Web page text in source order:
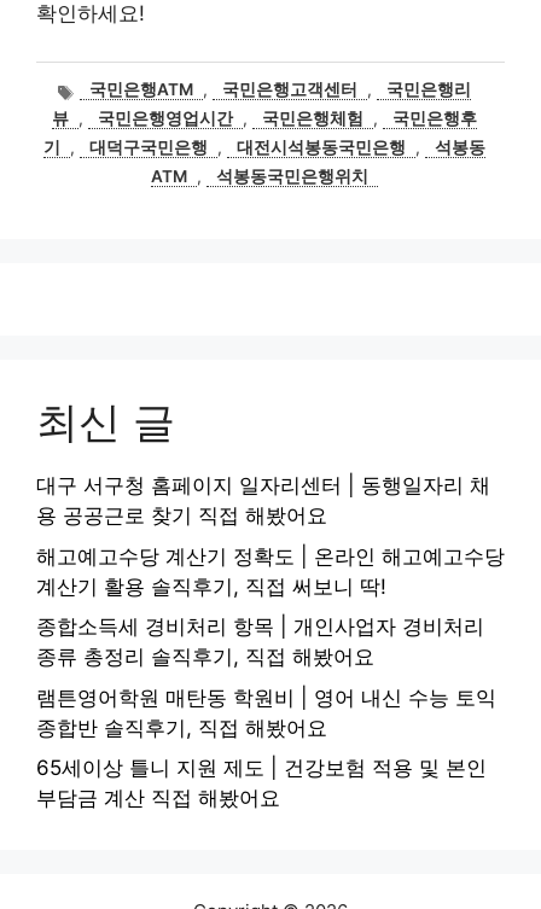
확인하세요!
태국민은행ATM , 국민은행고객센터 ,
국민은행리
뷰 , 국민은행영업시간 , 국민은행체험 ,
국민은행후
기
, 대덕구국민은행 , 대전시석봉동국민은행 ,
석봉동
ATM , 석봉동국민은행위치
최신 글
대구 서구청 홈페이지 일자리센터 | 동행일자리 채
용 공공근로 찾기 직접 해봤어요
해고예고수당 계산기 정확도 | 온라인 해고예고수당
계산기 활용 솔직후기, 직접 써보니 딱!
종합소득세 경비처리 항목 | 개인사업자 경비처리
종류 총정리 솔직후기, 직접 해봤어요
램튼영어학원 매탄동 학원비 | 영어 내신 수능 토익
종합반 솔직후기, 직접 해봤어요
65세이상 틀니 지원 제도 | 건강보험 적용 및 본인
부담금 계산 직접 해봤어요